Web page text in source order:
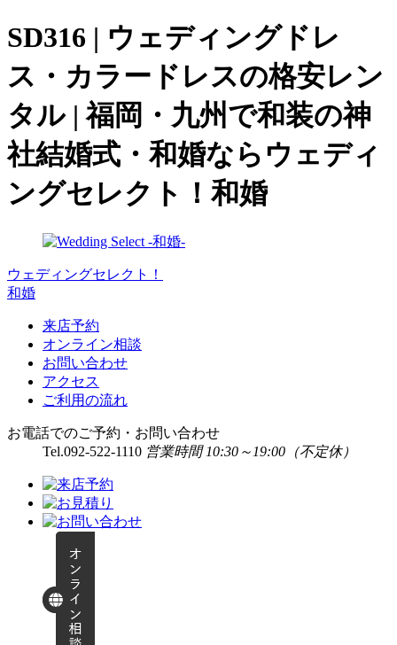
SD316 | ウェディングドレ
ス・カラードレスの格安レン
タル | 福岡・九州で和装の神
社結婚式・和婚ならウェディ
ングセレクト！和婚
ウェディングセレクト！
和婚
来店予約
オンライン相談
お問い合わせ
アクセス
ご利用の流れ
お電話でのご予約・お問い合わせ
Tel.092-522-1110 営業時間 10:30～19:00（不定休）